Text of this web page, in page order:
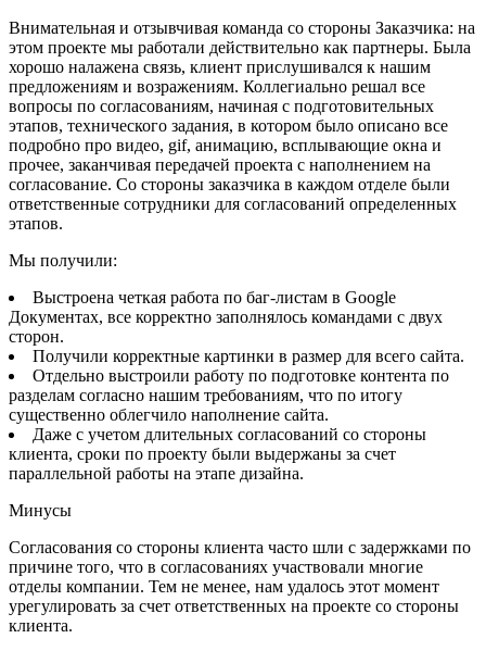
Внимательная и отзывчивая команда со стороны Заказчика: на
этом проекте мы работали действительно как партнеры. Была
хорошо налажена связь, клиент прислушивался к нашим
предложениям и возражениям. Коллегиально решал все
вопросы по согласованиям, начиная с подготовительных
этапов, технического задания, в котором было описано все
подробно про видео, gif, анимацию, всплывающие окна и
прочее, заканчивая передачей проекта с наполнением на
согласование. Со стороны заказчика в каждом отделе были
ответственные сотрудники для согласований определенных
этапов.
Мы получили:
Выстроена четкая работа по баг-листам в Google
Документах, все корректно заполнялось командами с двух
сторон.
Получили корректные картинки в размер для всего сайта.
Отдельно выстроили работу по подготовке контента по
разделам согласно нашим требованиям, что по итогу
существенно облегчило наполнение сайта.
Даже с учетом длительных согласований со стороны
клиента, сроки по проекту были выдержаны за счет
параллельной работы на этапе дизайна.
Минусы
Согласования со стороны клиента часто шли с задержками по
причине того, что в согласованиях участвовали многие
отделы компании. Тем не менее, нам удалось этот момент
урегулировать за счет ответственных на проекте со стороны
клиента.